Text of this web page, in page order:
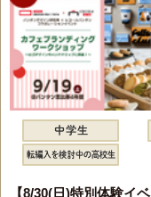
【8/30(日)特別体験イベ